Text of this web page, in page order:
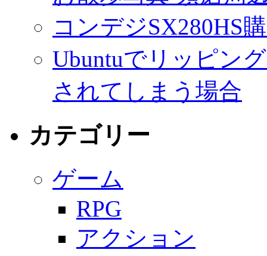
コンデジSX280HS
Ubuntuでリッピン
されてしまう場合
カテゴリー
ゲーム
RPG
アクション